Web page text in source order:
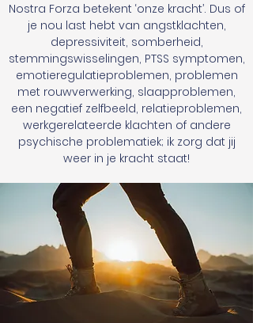
Nostra Forza betekent ‘onze kracht’. Dus of
je nou last hebt van angstklachten,
depressiviteit, somberheid,
stemmingswisselingen, PTSS symptomen,
emotieregulatieproblemen, problemen
met rouwverwerking, slaapproblemen,
een negatief zelfbeeld, relatieproblemen,
werkgerelateerde klachten of andere
psychische problematiek; ik zorg dat jij
weer in je kracht staat!